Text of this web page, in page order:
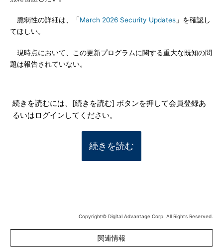
脆弱性の詳細は、「March 2026 Security Updates 」を確認し
てほしい。
現時点において、この更新プログラムに関する重大な既知の問
題は報告されていない。
続きを読むには、[続きを読む] ボタンを押して会員登録あ
るいはログインしてください。
続きを読む
Copyright© Digital Advantage Corp. All Rights Reserved.
関連情報